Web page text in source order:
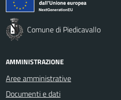
Comune di Piedicavallo
AMMINISTRAZIONE
Aree amministrative
Documenti e dati